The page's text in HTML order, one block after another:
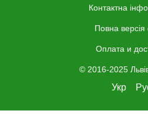
Контактна
Повна версія
Оплата и
© 2016-2025
Укр